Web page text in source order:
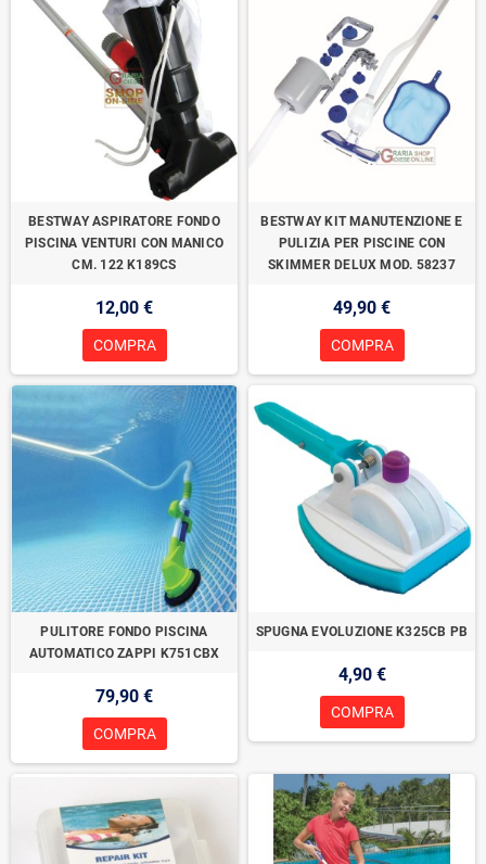
BESTWAY ASPIRATORE FONDO
PISCINA VENTURI CON MANICO
CM. 122 K189CS
12,00 €
COMPRA
BESTWAY KIT MANUTENZIONE E
PULIZIA PER PISCINE CON
SKIMMER DELUX MOD. 58237
49,90 €
COMPRA
PULITORE FONDO PISCINA
AUTOMATICO ZAPPI K751CBX
79,90 €
COMPRA
SPUGNA EVOLUZIONE K325CB PB
4,90 €
COMPRA